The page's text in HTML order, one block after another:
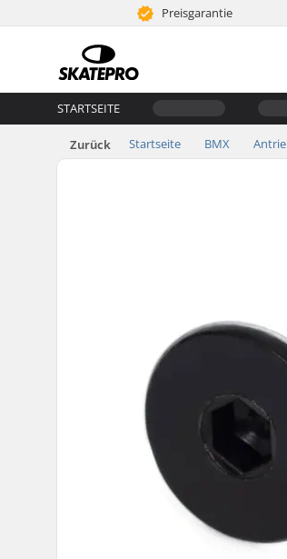
Preisgarantie
STARTSEITE
Zurück Startseite BMX